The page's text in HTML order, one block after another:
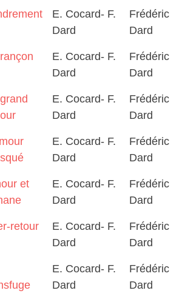
E. Cocard- F.
Dard
Frédéric
Dard
E. Cocard- F.
Dard
Frédéric
Dard
E. Cocard- F.
Dard
Frédéric
Dard
E. Cocard- F.
Dard
Frédéric
Dard
et
E. Cocard- F.
Dard
Frédéric
Dard
retour
E. Cocard- F.
Dard
Frédéric
Dard
E. Cocard- F.
Dard
Frédéric
Dard